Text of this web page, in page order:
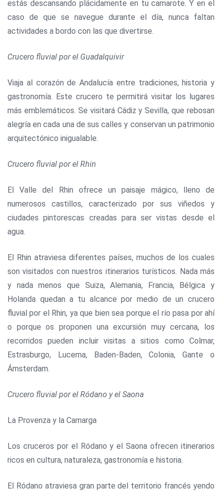
estás descansando plácidamente en tu camarote. Y en el
caso de que se navegue durante el día, nunca faltan
actividades a bordo con las que divertirse.
Crucero fluvial por el Guadalquivir
Viaja al corazón de Andalucía entre tradiciones, historia y
gastronomía. Este crucero te permitirá visitar los lugares
más emblemáticos. Se visitará Cádiz y Sevilla, que rebosan
alegría en cada una de sus calles y conservan un patrimonio
arquitectónico inigualable.
Crucero fluvial por el Rhin
El Valle del Rhin ofrece un paisaje mágico, lleno de
numerosos castillos, caracterizado por sus viñedos y
ciudades pintorescas creadas para ser vistas desde el
agua.
El Rhin atraviesa diferentes países, muchos de los cuales
son visitados con nuestros itinerarios turísticos. Nada más
y nada menos que Suiza, Alemania, Francia, Bélgica y
Holanda quedan a tu alcance por medio de un crucero
fluvial por el Rhin, ya que bien sea porque el río pasa por ahí
o porque os proponen una excursión muy cercana, los
recorridos pueden incluir visitas a sitios como Colmar,
Estrasburgo, Lucerna, Baden-Baden, Colonia, Gante o
Ámsterdam.
Crucero fluvial por el Ródano y el Saona
La Provenza y la Camarga
Los cruceros por el Ródano y el Saona ofrecen itinerarios
ricos en cultura, naturaleza, gastronomía e historia.
El Ródano atraviesa gran parte del territorio francés yendo